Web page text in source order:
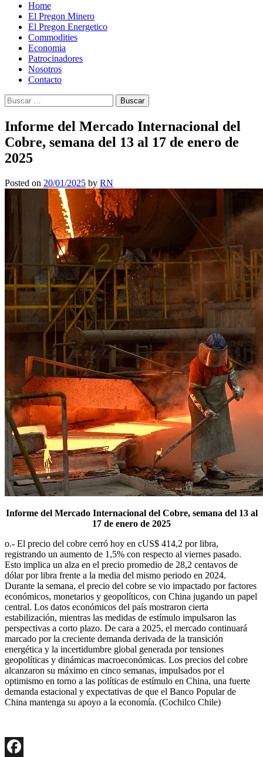
Home
El Pregon Minero
El Pregon Energetico
Commodities
Economia
Patrocinadores
Nosotros
Contacto
Buscar:
Informe del Mercado Internacional del
Cobre, semana del 13 al 17 de enero de
2025
Posted on 20/01/2025 by RN
Informe del Mercado Internacional del Cobre, semana del 13 al
17 de enero de 2025
o.- El precio del cobre cerró hoy en cUS$ 414,2 por libra,
registrando un aumento de 1,5% con respecto al viernes pasado.
Esto implica un alza en el precio promedio de 28,2 centavos de
dólar por libra frente a la media del mismo periodo en 2024.
Durante la semana, el precio del cobre se vio impactado por factores
económicos, monetarios y geopolíticos, con China jugando un papel
central. Los datos económicos del país mostraron cierta
estabilización, mientras las medidas de estímulo impulsaron las
perspectivas a corto plazo. De cara a 2025, el mercado continuará
marcado por la creciente demanda derivada de la transición
energética y la incertidumbre global generada por tensiones
geopolíticas y dinámicas macroeconómicas. Los precios del cobre
alcanzaron su máximo en cinco semanas, impulsados por el
optimismo en torno a las políticas de estímulo en China, una fuerte
demanda estacional y expectativas de que el Banco Popular de
China mantenga su apoyo a la economía. (Cochilco Chile)